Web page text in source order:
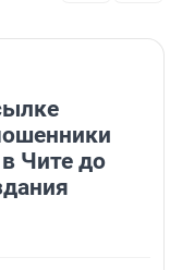
Чите до